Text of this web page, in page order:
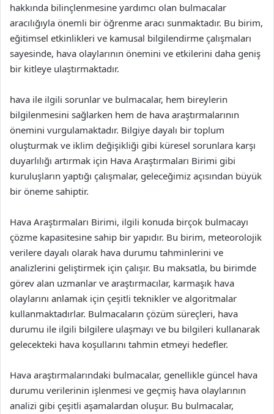
hakkında bilinçlenmesine yardımcı olan bulmacalar
aracılığıyla önemli bir öğrenme aracı sunmaktadır. Bu birim,
eğitimsel etkinlikleri ve kamusal bilgilendirme çalışmaları
sayesinde, hava olaylarının önemini ve etkilerini daha geniş
bir kitleye ulaştırmaktadır.
hava ile ilgili sorunlar ve bulmacalar, hem bireylerin
bilgilenmesini sağlarken hem de hava araştırmalarının
önemini vurgulamaktadır. Bilgiye dayalı bir toplum
oluşturmak ve iklim değişikliği gibi küresel sorunlara karşı
duyarlılığı artırmak için Hava Araştırmaları Birimi gibi
kuruluşların yaptığı çalışmalar, geleceğimiz açısından büyük
bir öneme sahiptir.
Hava Araştırmaları Birimi, ilgili konuda birçok bulmacayı
çözme kapasitesine sahip bir yapıdır. Bu birim, meteorolojik
verilere dayalı olarak hava durumu tahminlerini ve
analizlerini geliştirmek için çalışır. Bu maksatla, bu birimde
görev alan uzmanlar ve araştırmacılar, karmaşık hava
olaylarını anlamak için çeşitli teknikler ve algoritmalar
kullanmaktadırlar. Bulmacaların çözüm süreçleri, hava
durumu ile ilgili bilgilere ulaşmayı ve bu bilgileri kullanarak
gelecekteki hava koşullarını tahmin etmeyi hedefler.
Hava araştırmalarındaki bulmacalar, genellikle güncel hava
durumu verilerinin işlenmesi ve geçmiş hava olaylarının
analizi gibi çeşitli aşamalardan oluşur. Bu bulmacalar,